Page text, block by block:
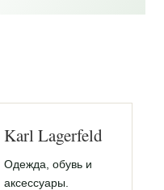
Karl Lagerfeld
Одежда, обувь и
аксессуары.